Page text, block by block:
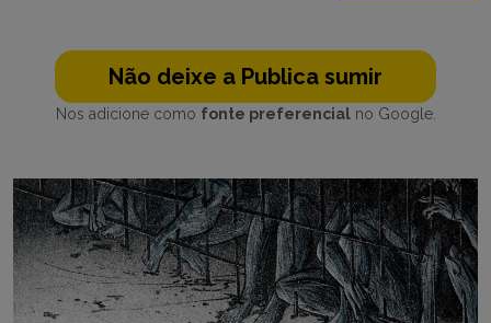
Não deixe a Publica sumir
Nos adicione como fonte preferencialno Google.